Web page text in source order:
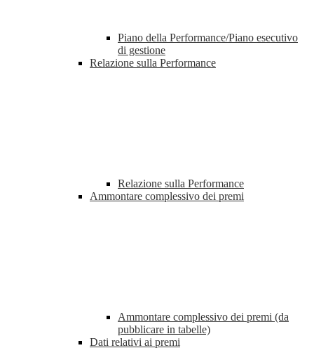
Piano della Performance/Piano esecutivo
di gestione
Relazione sulla Performance
Relazione sulla Performance
Ammontare complessivo dei premi
Ammontare complessivo dei premi (da
pubblicare in tabelle)
Dati relativi ai premi